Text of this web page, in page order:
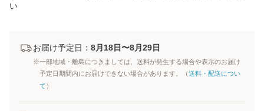
い
お届け予定日： 8月18日〜8月29日
※一部地域・離島につきましては、送料が発生する場合や表示のお届け
予定日期間内にお届けできない場合があります。（送料・配送につい
て ）